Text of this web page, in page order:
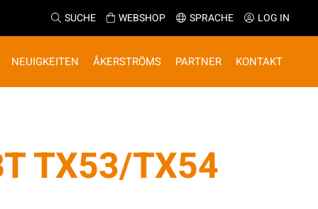
SUCHE WEBSHOP SPRACHE LOG IN
NEUIGKEITEN ÅKERSTRÖMS PARTNER KONTAKT
TX53/TX54